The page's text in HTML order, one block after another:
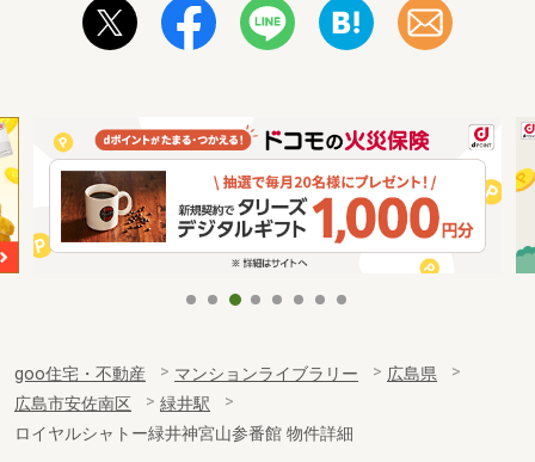
goo住宅・不動産 マンションライブラリー
広島県
広島市安佐南区
緑井駅
ロイヤルシャトー緑井神宮山参番館 物件詳細